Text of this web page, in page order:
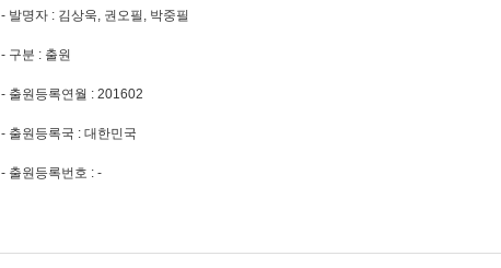
- 발명자 : 김상욱, 권오필, 박중필
- 구분 : 출원
- 출원등록연월 : 201602
- 출원등록국 : 대한민국
- 출원등록번호 : -